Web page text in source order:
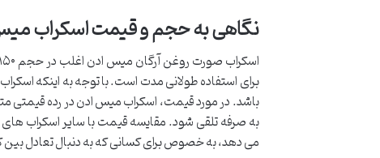
نگاهی به حجم و قیمت اسکراب
باشد. در مورد قیمت، اسکراب میس ادن در رده قیمتی
به صرفه تلقی شود. مقایسه قیمت با سایر اسکراب
می دهد، به خصوص برای کسانی که به دنبال تعادل